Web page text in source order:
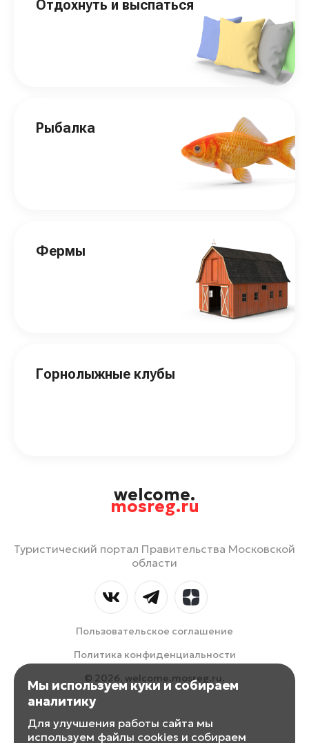
Отдохнуть и выспаться
Рыбалка
Фермы
Горнолыжные клубы
welcome.
mosreg.ru
Туристический портал Правительства Московской
области
Пользовательское соглашение
Политика конфиденциальности
© 2026, welcome.mosreg.ru.
Мы используем куки и собираем
аналитику
Для улучшения работы сайта мы
используем файлы cookies и собираем